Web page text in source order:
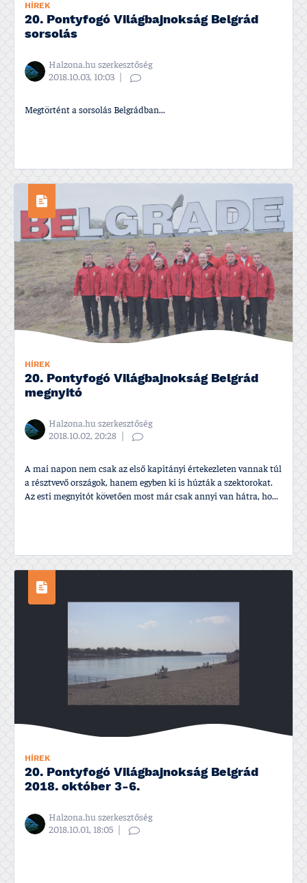
HÍREK
20. Pontyfogó Világbajnokság Belgrád
sorsolás
Halzona.hu szerkesztőség
2018.10.03, 10:03
Megtörtént a sorsolás Belgrádban...
HÍREK
20. Pontyfogó Világbajnokság Belgrád
megnyitó
Halzona.hu szerkesztőség
2018.10.02, 20:28
A mai napon nem csak az első kapitányi értekezleten vannak túl
a résztvevő országok, hanem egyben ki is húzták a szektorokat.
Az esti megnyitót követően most már csak annyi van hátra, ho...
HÍREK
20. Pontyfogó Világbajnokság Belgrád
2018. október 3-6.
Halzona.hu szerkesztőség
2018.10.01, 18:05